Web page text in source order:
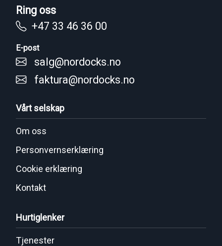
Ring oss
+47 33 46 36 00
E-post
salg@nordocks.no
faktura@nordocks.no
Vårt selskap
Om oss
Personvernserklæring
Cookie erklæring
Kontakt
Hurtiglenker
Tjenester